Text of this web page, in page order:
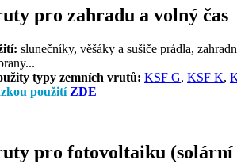
pro zahradu a volný čas
slunečníky, věšáky a sušiče prádla,
typy zemních vrutů: KSF G, KSF K,
použití ZDE
pro fotovoltaiku (solární